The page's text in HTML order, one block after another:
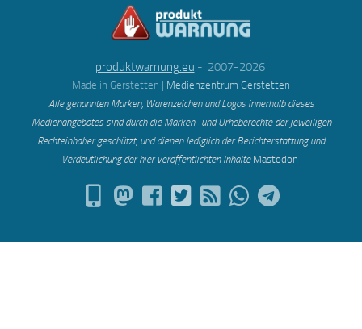
produktwarnung.eu - 2007-2026
Made in Gerstetten | Medienzentrum Gerstetten
Alle genannten Marken, Warenzeichen und Logos innerhalb dieses
Medienangebotes sind durch die Marken- und Urheberechte der jeweiligen
Rechteinhaber geschützt, und dienen lediglich der Berichterstattung und
Verdeutlichung der hier veröffentlichten Inhalte Mastodon